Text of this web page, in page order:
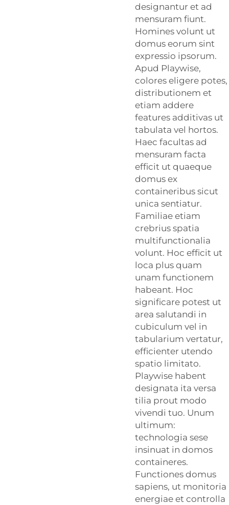
designantur et ad
mensuram fiunt.
Homines volunt ut
domus eorum sint
expressio ipsorum.
Apud Playwise,
colores eligere potes,
distributionem et
etiam addere
features additivas ut
tabulata vel hortos.
Haec facultas ad
mensuram facta
efficit ut quaeque
domus ex
containeribus sicut
unica sentiatur.
Familiae etiam
crebrius spatia
multifunctionalia
volunt. Hoc efficit ut
loca plus quam
unam functionem
habeant. Hoc
significare potest ut
area salutandi in
cubiculum vel in
tabularium vertatur,
efficienter utendo
spatio limitato.
Playwise habent
designata ita versa
tilia prout modo
vivendi tuo. Unum
ultimum:
technologia sese
insinuat in domos
containeres.
Functiones domus
sapiens, ut monitoria
energiae et controlla